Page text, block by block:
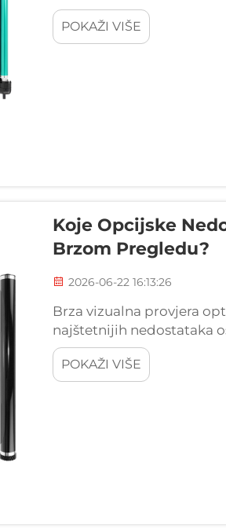
ispisa. Svaki posao
POKAŽI VIŠE
Koje Opcijske
Brzom Pregledu?
2026-06-22 16:13:26
Brza vizualna provjera
najštetnijih nedostataka
Tehnici i timovi za
instaliraju...
POKAŽI VIŠE